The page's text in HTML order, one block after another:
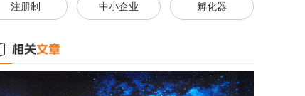
注册制 中小企业 孵化器